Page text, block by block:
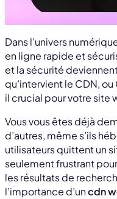
Dans l’univers
en ligne rapide et
et la sécurité
qu’intervient le CDN,
il crucial pour votre site
Vous vous êtes déjà
d’autres, même s’ils
utilisateurs quittent un
seulement frustrant
les résultats de
l’importance d’uncdn